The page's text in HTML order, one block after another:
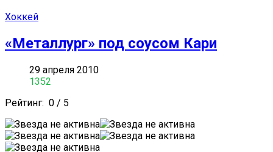
Хоккей
«Металлург» под соусом Кари
29 апреля 2010
1352
Рейтинг: 0 / 5